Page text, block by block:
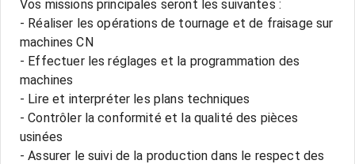
Vos missions principales seront les suivantes :
- Réaliser les opérations de tournage et de fraisage sur
machines CN
- Effectuer les réglages et la programmation des
machines
- Lire et interpréter les plans techniques
- Contrôler la conformité et la qualité des pièces
usinées
- Assurer le suivi de la production dans le respect des